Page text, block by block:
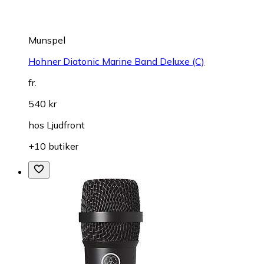
Munspel
Hohner Diatonic Marine Band Deluxe (C)
fr.
540 kr
hos Ljudfront
+10 butiker